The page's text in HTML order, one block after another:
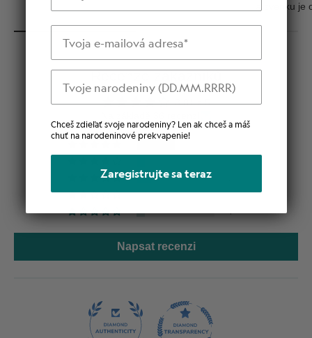
a zvenku je
Recenze zákazníků
3.81 z 5
4
Napsat recenzi
Chceš zdieľať svoje narodeniny? Len ak chceš a máš
chuť na narodeninové prekvapenie!
Zaregistrujte sa teraz